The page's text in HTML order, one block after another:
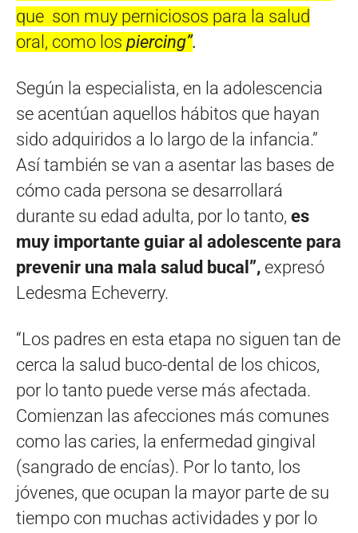
que son muy perniciosos para la salud
oral, como los piercing”.
Según la especialista, en la adolescencia
se acentúan aquellos hábitos que hayan
sido adquiridos a lo largo de la infancia.”
Así también se van a asentar las bases de
cómo cada persona se desarrollará
durante su edad adulta, por lo tanto, es
muy importante guiar al adolescente para
prevenir una mala salud bucal”, expresó
Ledesma Echeverry.
“Los padres en esta etapa no siguen tan de
cerca la salud buco-dental de los chicos,
por lo tanto puede verse más afectada.
Comienzan las afecciones más comunes
como las caries, la enfermedad gingival
(sangrado de encías). Por lo tanto, los
jóvenes, que ocupan la mayor parte de su
tiempo con muchas actividades y por lo